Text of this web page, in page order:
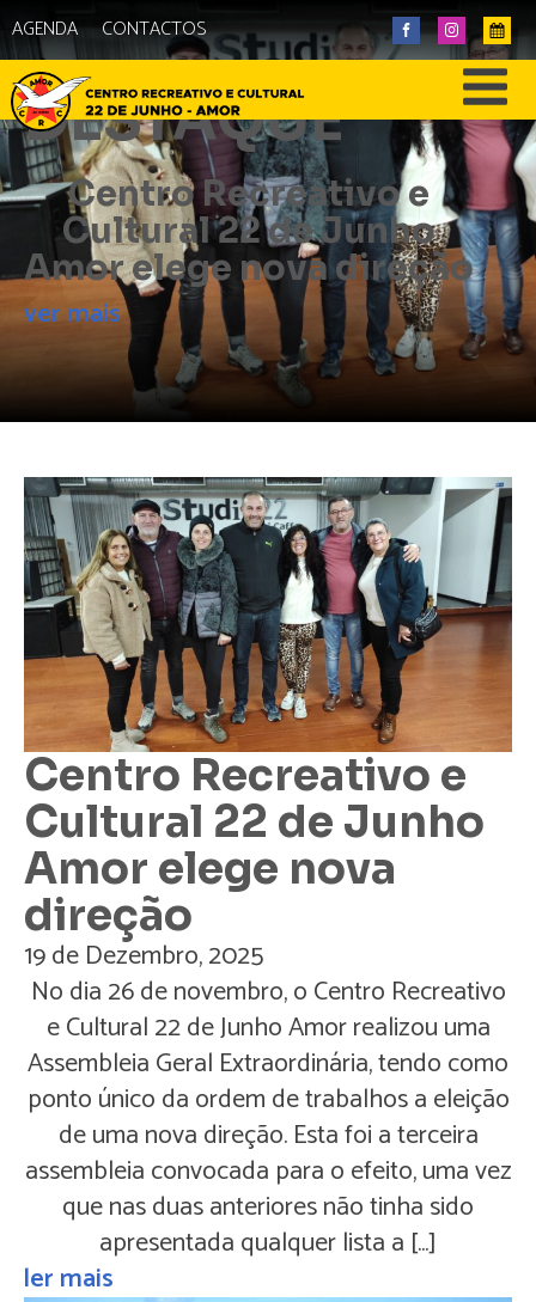
AGENDA CONTACTOS
DESTAQUE
Centro Recreativo e
Cultural 22 de Junho
Amor elege nova direção
ver mais
Centro Recreativo e
Cultural 22 de Junho
Amor elege nova
direção
19 de Dezembro, 2025
No dia 26 de novembro, o Centro Recreativo
e Cultural 22 de Junho Amor realizou uma
Assembleia Geral Extraordinária, tendo como
ponto único da ordem de trabalhos a eleição
de uma nova direção. Esta foi a terceira
assembleia convocada para o efeito, uma vez
que nas duas anteriores não tinha sido
apresentada qualquer lista a […]
ler mais